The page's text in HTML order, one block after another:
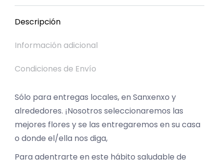
Descripción
Información adicional
Condiciones de Envío
Sólo para entregas locales, en Sanxenxo y
alrededores. ¡Nosotros seleccionaremos las
mejores flores y se las entregaremos en su casa
o donde el/ella nos diga,
Para adentrarte en este hábito saludable de